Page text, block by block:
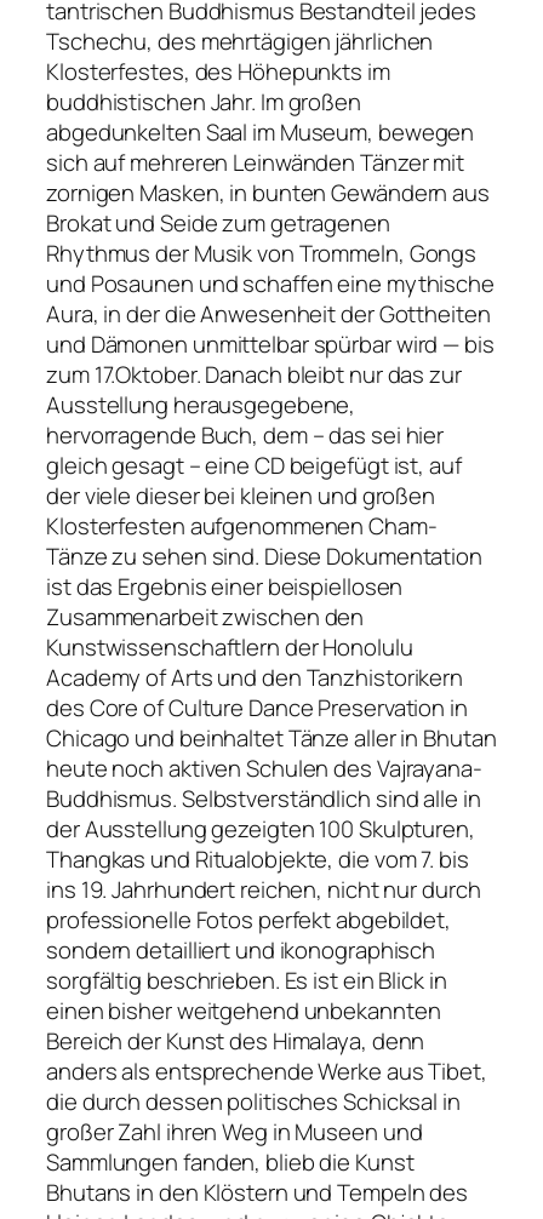
tantrischen Buddhismus Bestandteil jedes
Tschechu, des mehrtägigen jährlichen
Klosterfestes, des Höhepunkts im
buddhistischen Jahr. Im großen
abgedunkelten Saal im Museum, bewegen
sich auf mehreren Leinwänden Tänzer mit
zornigen Masken, in bunten Gewändern aus
Brokat und Seide zum getragenen
Rhythmus der Musik von Trommeln, Gongs
und Posaunen und schaffen eine mythische
Aura, in der die Anwesenheit der Gottheiten
und Dämonen unmittelbar spürbar wird — bis
zum 17.Oktober. Danach bleibt nur das zur
Ausstellung herausgegebene,
hervorragende Buch, dem – das sei hier
gleich gesagt – eine CD beigefügt ist, auf
der viele dieser bei kleinen und großen
Klosterfesten aufgenommenen Cham-
Tänze zu sehen sind. Diese Dokumentation
ist das Ergebnis einer beispiellosen
Zusammenarbeit zwischen den
Kunstwissenschaftlern der Honolulu
Academy of Arts und den Tanzhistorikern
des Core of Culture Dance Preservation in
Chicago und beinhaltet Tänze aller in Bhutan
heute noch aktiven Schulen des Vajrayana-
Buddhismus. Selbstverständlich sind alle in
der Ausstellung gezeigten 100 Skulpturen,
Thangkas und Ritualobjekte, die vom 7. bis
ins 19. Jahrhundert reichen, nicht nur durch
professionelle Fotos perfekt abgebildet,
sondern detailliert und ikonographisch
sorgfältig beschrieben. Es ist ein Blick in
einen bisher weitgehend unbekannten
Bereich der Kunst des Himalaya, denn
anders als entsprechende Werke aus Tibet,
die durch dessen politisches Schicksal in
großer Zahl ihren Weg in Museen und
Sammlungen fanden, blieb die Kunst
Bhutans in den Klöstern und Tempeln des